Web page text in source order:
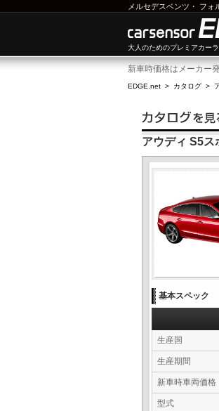
メルセデスベンツ ・ フォ
大人のためのプレミアカー
新車時価格はメーカー
EDGE.net > カタログ >
アウディ S5ス
基本スペック
生産国
生産期間
新車時車両価格
型式